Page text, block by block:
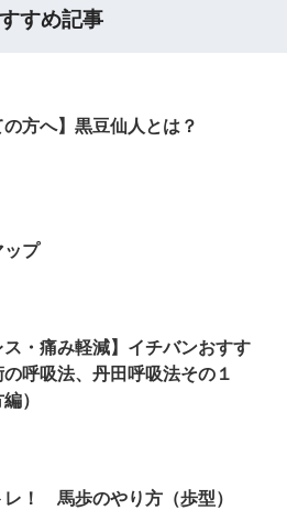
すめ記事
の方へ】黒豆仙人とは？
ップ
ス・痛み軽減】イチバンおすす
呼吸法、丹田呼吸法その１
）
レ！ 馬歩のやり方（歩型）